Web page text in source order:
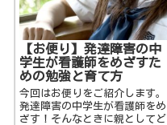
【お便り】発達障害の中
学生が看護師をめざすた
めの勉強と育て方
今回はお便りをご紹介します。
発達障害の中学生が看護師をめ
ざす！そんなときに親としてど